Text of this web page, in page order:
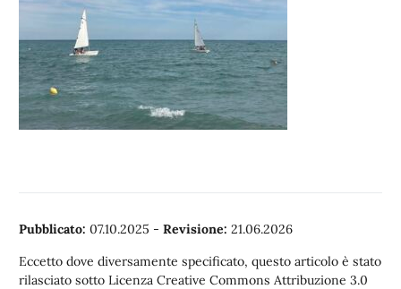
Pubblicato: 07.10.2025 - Revisione: 21.06.2026
Eccetto dove diversamente specificato, questo articolo è stato
rilasciato sotto Licenza Creative Commons Attribuzione 3.0